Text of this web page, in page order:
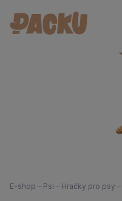
Nacházíte
E-shop Psi Hračky pro psy